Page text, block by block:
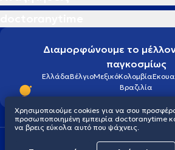
Διαμορφώνουμε το μέλλον
παγκοσμίως
ΕλλάδαΒέλγιοΜεξικόΚολομβία
Βραζιλία
Πολιτική προστασίας
Χρησιμοποιούμε cookies για να σου
προσωποποιημένη εμπειρία doctoranytime
να βρεις εύκολα αυτό που ψάχνεις.